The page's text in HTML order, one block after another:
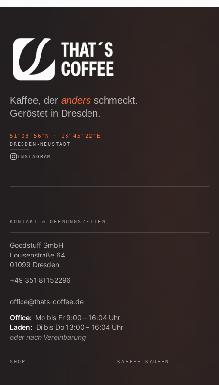
Kaffee, der anders schmeckt.
Geröstet in Dresden.
51°03′56″N · 13°45′22″E
DRESDEN-NEUSTADT
INSTAGRAM
KONTAKT & ÖFFNUNGSZEITEN
Goodstuff GmbH
Louisenstraße 64
01099 Dresden
+49 351 81152296
office@thats-coffee.de
Office: Mo bis Fr 9:00 – 16:04 Uhr
Laden: Di bis Do 13:00 – 16:04 Uhr
oder nach Vereinbarung
SHOP KAFFEE KAUFEN